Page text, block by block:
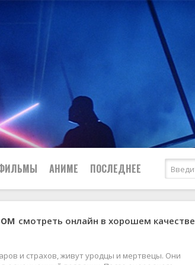
Криминал
АНИМЕ ПОСЛЕДНЕЕ
Все
смотреть онлайн в хорошем качестве
и страхов, живут уродцы и мертвецы. Они